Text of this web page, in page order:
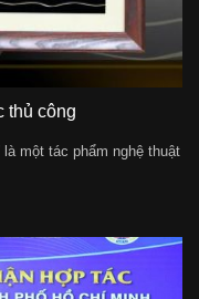
thủ công
một tác phẩm nghệ thuật